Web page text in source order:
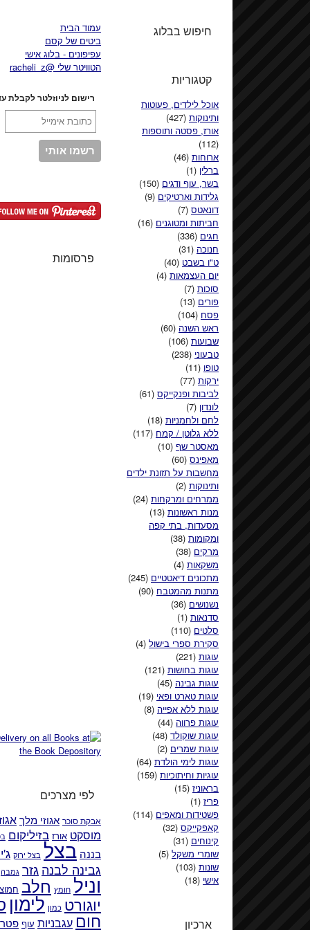
עמוד הבית
ביטים של קסם
עפיפונים - בלוג אישי
הטוויטר שלי @racheli_z
רישום לניוזלטר לקבלת
פרסומות
לפי מצרכים
אבקת סוכר אגוזי מלך
מוסקט אורז בזיליקום
בננה בצל בצל ירוק
גבינה לבנהגזר גמבה וניל חומץ חלב
יוגורט כמון לימון
חוםעגבניות עוף
חיפוש בבלוג
קטגוריות
אוכל לילדים, פעוטות
ותינוקות (427)
אורז, פסטה ותוספות
(112)
ארוחות (46)
ברלין (1)
בשר, עוף ודגים (150)
גלידות וארטיקים (9)
דונאטס (7)
חביתות ומטוגנים (16)
חגים (336)
חנוכה (31)
ט"ו בשבט (40)
יום העצמאות (4)
סוכות (7)
פורים (13)
פסח (104)
ראש השנה (60)
שבועות (106)
טבעוני (238)
טופו (11)
ירקות (77)
לביבות ופנקייקס (61)
לונדון (7)
לחם ולחמניות (18)
ללא גלוטן / קמח (117)
מאסטר שף (10)
מאפינס (60)
מחשבות על תזונת ילדים
ותינוקות (2)
ממרחים ומרקחות (24)
מנות ראשונות (13)
מסעדות, בתי קפה
ומקומות (38)
מרקים (38)
משקאות (4)
מתכונים דיאטטיים (245)
מתנות מהמטבח (90)
נשנושים (36)
סדנאות (1)
סלטים (110)
סקירת ספרי בישול (4)
עוגות (221)
עוגות בחושות (121)
עוגות גבינה (45)
עוגות טארט ופאי (19)
עוגות ללא אפייה (8)
עוגות פרווה (44)
עוגות שוקולד (48)
עוגות שמרים (2)
עוגות לימי הולדת (64)
עוגיות וחיתוכיות (159)
בראוניז (15)
פריז (1)
פשטידות ומאפים (114)
קאפקייקס (32)
קינוחים (31)
שומרי משקל (5)
שונות (103)
אישי (18)
ארכיון